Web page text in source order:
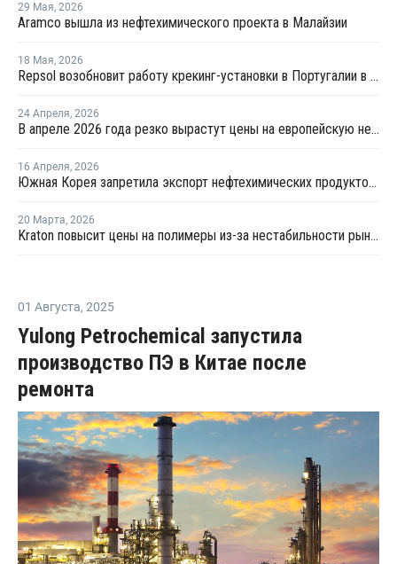
29 Мая, 2026
Aramco вышла из нефтехимического проекта в Малайзии
18 Мая, 2026
Repsol возобновит работу крекинг-установки в Португалии в июне
24 Апреля, 2026
В апреле 2026 года резко вырастут цены на европейскую нефтехимическую продукцию
16 Апреля, 2026
Южная Корея запретила экспорт нефтехимических продуктов из нафты
20 Марта, 2026
Kraton повысит цены на полимеры из-за нестабильности рынка
01 Августа, 2025
Yulong Petrochemical запустила
производство ПЭ в Китае после
ремонта